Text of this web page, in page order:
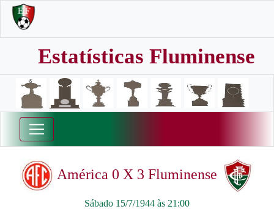
Estatísticas Fluminense
América 0 X 3 Fluminense
Sábado 15/7/1944 às 21:00